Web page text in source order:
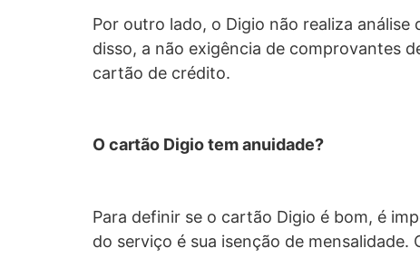
Por outro lado, o Digio não realiza
disso, a não exigência de comprovantes
cartão de crédito.
O cartão Digio tem anuidade?
Para definir se o cartão Digio é bom, é
do serviço é sua isenção de